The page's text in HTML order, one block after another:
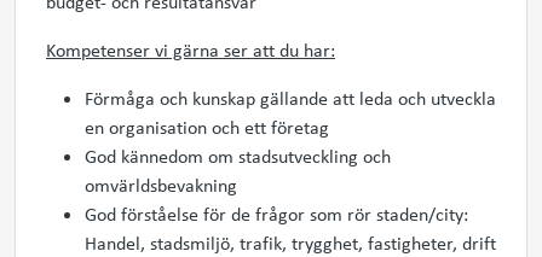
Kompetenser vi gärna ser att du har:
Förmåga och kunskap gällande att leda och utveckla
en organisation och ett företag
God kännedom om stadsutveckling och
omvärldsbevakning
God förståelse för de frågor som rör staden/city:
Handel, stadsmiljö, trafik, trygghet, fastigheter, drift